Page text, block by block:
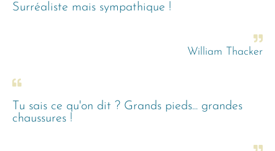
Surréaliste mais sympathique !
William Thacker
Tu sais ce qu'on dit ? Grands pieds... grandes
chaussures !